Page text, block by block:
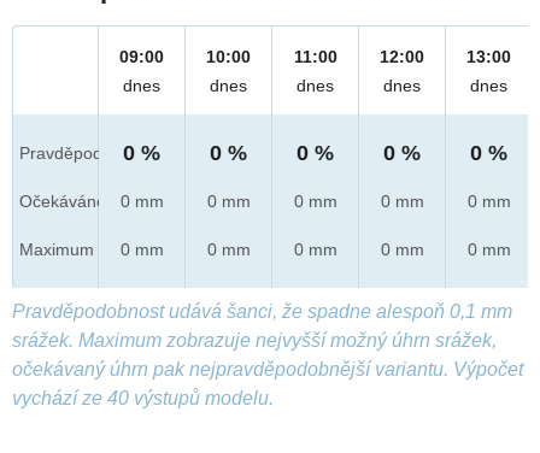
Pravděpod.
Očekáváno
Maximum
09:00
dnes
0 %
0 mm
0 mm
10:00
dnes
0 %
0 mm
0 mm
11:00
dnes
0 %
0 mm
0 mm
12:00
dnes
0 %
0 mm
0 mm
13:00
dnes
0 %
0 mm
0 mm
Pravděpodobnost udává šanci, že spadne alespoň 0,1 mm
srážek. Maximum zobrazuje nejvyšší možný úhrn srážek,
očekávaný úhrn pak nejpravděpodobnější variantu. Výpočet
vychází ze 40 výstupů modelu.